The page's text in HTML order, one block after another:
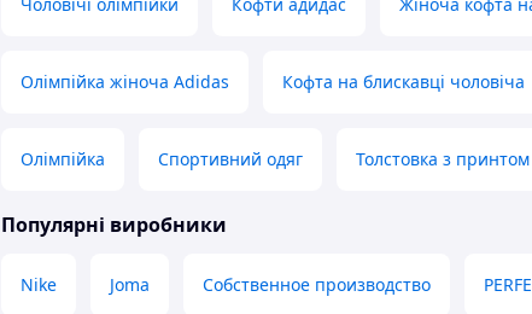
Олімпійка жіноча Adidas Кофта на блискавці чоловіча
Олімпійка Спортивний одяг Толстовка з принтом
Популярні виробники
Nike Joma Собственное производство